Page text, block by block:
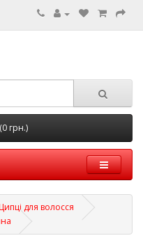
грн.)
для волосся